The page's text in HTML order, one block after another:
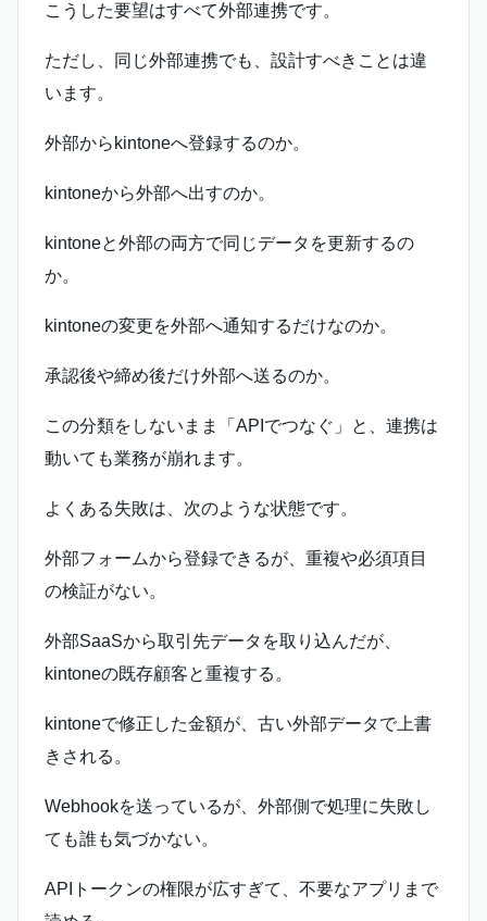
こうした要望はすべて外部連携です。
ただし、同じ外部連携でも、設計すべきことは違
います。
外部からkintoneへ登録するのか。
kintoneから外部へ出すのか。
kintoneと外部の両方で同じデータを更新するの
か。
kintoneの変更を外部へ通知するだけなのか。
承認後や締め後だけ外部へ送るのか。
この分類をしないまま「APIでつなぐ」と、連携は
動いても業務が崩れます。
よくある失敗は、次のような状態です。
外部フォームから登録できるが、重複や必須項目
の検証がない。
外部SaaSから取引先データを取り込んだが、
kintoneの既存顧客と重複する。
kintoneで修正した金額が、古い外部データで上書
きされる。
Webhookを送っているが、外部側で処理に失敗し
ても誰も気づかない。
APIトークンの権限が広すぎて、不要なアプリまで